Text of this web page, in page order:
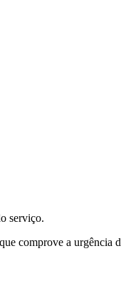
serviço.
comprove a urgência